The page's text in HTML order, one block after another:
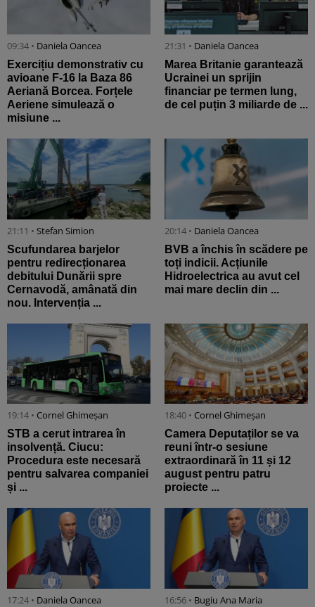
09:34 • Daniela Oancea
Exercițiu demonstrativ cu
avioane F-16 la Baza 86
Aeriană Borcea. Forțele
Aeriene simulează o
misiune ...
21:31 • Daniela Oancea
Marea Britanie garantează
Ucrainei un sprijin
financiar pe termen lung,
de cel puțin 3 miliarde de ...
21:11 • Stefan Simion
Scufundarea barjelor
pentru redirecționarea
debitului Dunării spre
Cernavodă, amânată din
nou. Intervenția ...
20:14 • Daniela Oancea
BVB a închis în scădere pe
toți indicii. Acțiunile
Hidroelectrica au avut cel
mai mare declin din ...
19:14 • Cornel Ghimeșan
STB a cerut intrarea în
insolvență. Ciucu:
Procedura este necesară
pentru salvarea companiei
și ...
18:40 • Cornel Ghimeșan
Camera Deputaților se va
reuni într-o sesiune
extraordinară în 11 și 12
august pentru patru
proiecte ...
17:24 • Daniela Oancea 16:56 • Bugiu ⁠Ana Maria